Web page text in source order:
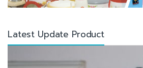
Latest Update Product